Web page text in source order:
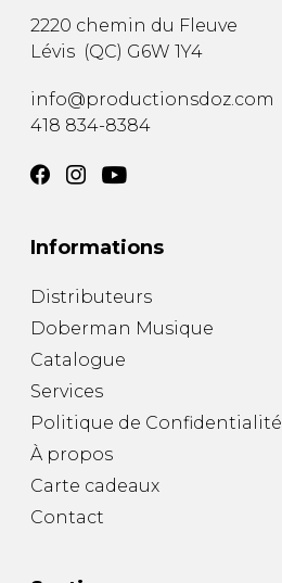
2220 chemin du Fleuve
Lévis (QC) G6W 1Y4
info@productionsdoz.com
418 834-8384
Informations
Distributeurs
Doberman Musique
Catalogue
Services
Politique de Confidentialité
À propos
Carte cadeaux
Contact